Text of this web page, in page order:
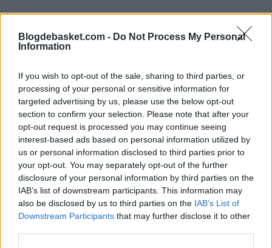
Blogdebasket.com - Do Not Process My Personal
Information
If you wish to opt-out of the sale, sharing to third parties, or
processing of your personal or sensitive information for
targeted advertising by us, please use the below opt-out
section to confirm your selection. Please note that after your
opt-out request is processed you may continue seeing
interest-based ads based on personal information utilized by
us or personal information disclosed to third parties prior to
your opt-out. You may separately opt-out of the further
disclosure of your personal information by third parties on the
IAB’s list of downstream participants. This information may
also be disclosed by us to third parties on the IAB’s List of
Downstream Participants that may further disclose it to other
oferta, el jugador de 25 años ha optado por mantener el
foco en el tramo decisivo de la temporada con el
Fenerbahçe. Su prioridad inmediata pasa por intentar
conquistar la segunda Euroliga de la historia del club y
seguir creciendo en uno de los proyectos más
competitivos del continente. Además, recientemente
renovó su contrato con la entidad turca, una decisión
que prácticamente cerró cualquier posibilidad de